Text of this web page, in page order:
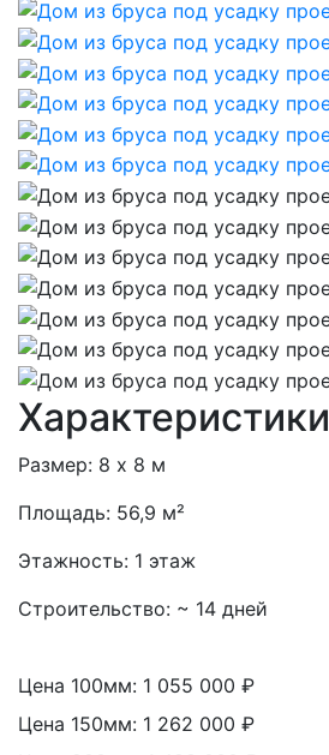
Характеристики
Размер: 8 х 8 м
Площадь: 56,9 м²
Этажность: 1 этаж
Строительство: ~ 14 дней
Цена 100мм: 1 055 000 ₽
Цена 150мм: 1 262 000 ₽